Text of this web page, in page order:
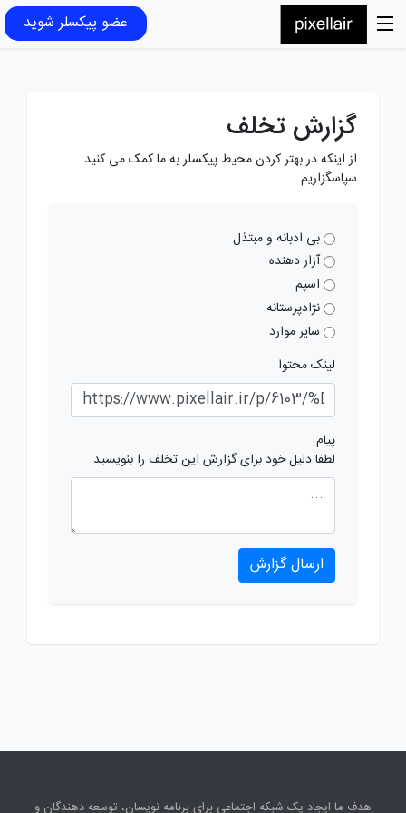
عضو پیکسلر شوید
گزارش تخلف
از اینکه در بهتر کردن محیط پیکسلر به ما کمک می کنید
سپاسگزاریم
بی ادبانه و مبتذل
آزار دهنده
اسپم
نژادپرستانه
سایر موارد
لینک محتوا
پیام
لطفا دلیل خود برای گزارش این تخلف را بنویسید
ارسال گزارش
هدف ما ایجاد یک شبکه اجتماعی برای برنامه نویسان، توسعه دهندگان و